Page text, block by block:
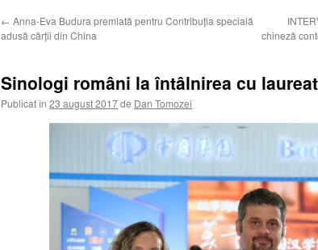
← Anna-Eva Budura premiată pentru Contribuția specială
adusă cărții din China
chineză
Sinologi români la întâlnirea cu
Publicat în 23 august 2017de Dan Tomozei